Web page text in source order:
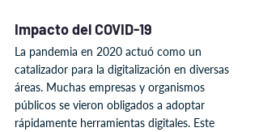
Impacto del COVID-19
La pandemia en 2020 actuó como un
catalizador para la digitalización en diversas
áreas. Muchas empresas y organismos
públicos se vieron obligados a adoptar
rápidamente herramientas digitales. Este